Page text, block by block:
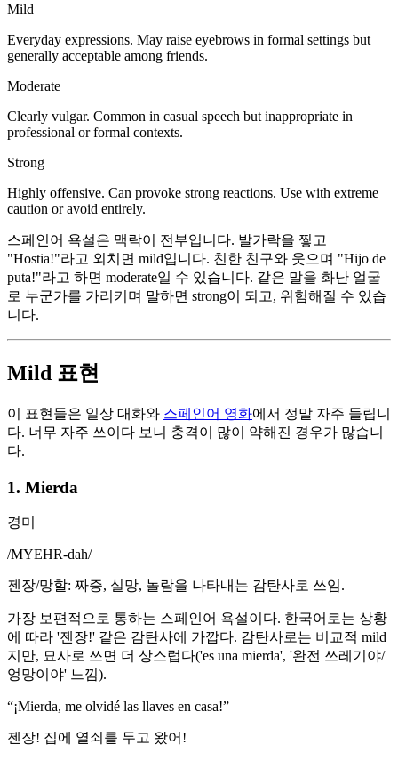
Mild
Everyday expressions. May raise eyebrows in formal settings but
generally acceptable among friends.
Moderate
Clearly vulgar. Common in casual speech but inappropriate in
professional or formal contexts.
Strong
Highly offensive. Can provoke strong reactions. Use with extreme
caution or avoid entirely.
스페인어 욕설은 맥락이 전부입니다. 발가락을 찧고
"Hostia!"라고 외치면 mild입니다. 친한 친구와 웃으며 "Hijo de
puta!"라고 하면 moderate일 수 있습니다. 같은 말을 화난 얼굴
로 누군가를 가리키며 말하면 strong이 되고, 위험해질 수 있습
니다.
Mild 표현
이 표현들은 일상 대화와 스페인어 영화에서 정말 자주 들립니
다. 너무 자주 쓰이다 보니 충격이 많이 약해진 경우가 많습니
다.
1. Mierda
경미
/MYEHR-dah/
젠장/망할: 짜증, 실망, 놀람을 나타내는 감탄사로 쓰임.
가장 보편적으로 통하는 스페인어 욕설이다. 한국어로는 상황
에 따라 '젠장!' 같은 감탄사에 가깝다. 감탄사로는 비교적 mild
지만, 묘사로 쓰면 더 상스럽다('es una mierda', '완전 쓰레기야/
엉망이야' 느낌).
“¡Mierda, me olvidé las llaves en casa!”
젠장! 집에 열쇠를 두고 왔어!